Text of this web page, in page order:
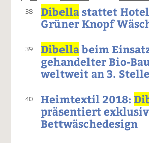
38 Dibellastattet
Grüner Knopf
39 Dibellabeim
gehandelter Bio-
weltweit an 3. Stelle
40 Heimtextil 2018:
präsentiert
Bettwäschedesign